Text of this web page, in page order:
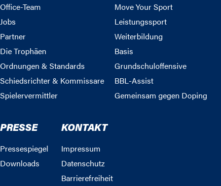
Office-Team
Jobs
Partner
Die Trophäen
Ordnungen & Standards
Schiedsrichter & Kommissare
Spielervermittler
Move Your Sport
Leistungssport
Weiterbildung
Basis
Grundschuloffensive
BBL-Assist
Gemeinsam gegen Doping
PRESSE
Pressespiegel
Downloads
KONTAKT
Impressum
Datenschutz
Barrierefreiheit